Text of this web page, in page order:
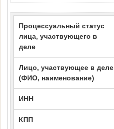
Процессуальный статус
лица, участвующего в
деле
Лицо, участвующее в деле
(ФИО, наименование)
ИНН
КПП